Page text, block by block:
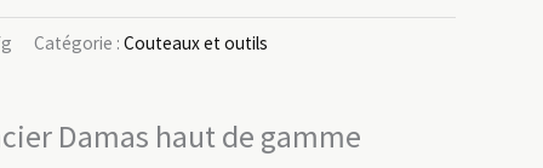
Catégorie : Couteaux et outils
Damas haut de gamme